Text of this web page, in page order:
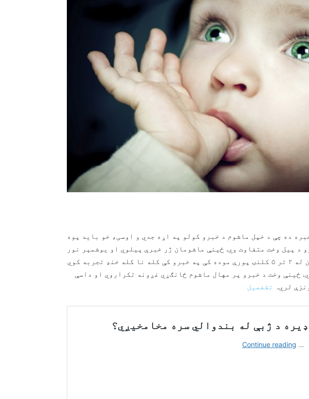
ده چې د خپل ماشوم د خبرو کولو په اړه جدي و اوسی، خو باید پوه
د پيل وخت متفاوت وي. ځینې ماشومان ژر خبرې پيلوي او یوشمېر نور
یې بیا په ځنډ سره. ماشومان له ۲ تر ۵ کلنۍ پورې موده کې په خبرو کې کله نا کله خنډ تجربه کوي
ځینې وخت د خبرو پر مهال ماشوم ځانګړي غږونه تکراروي او داسې
لري.
تقفصیل